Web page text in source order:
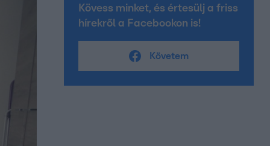
Kövess minket, és értesülj a friss
hírekről a Facebookon is!
Követem